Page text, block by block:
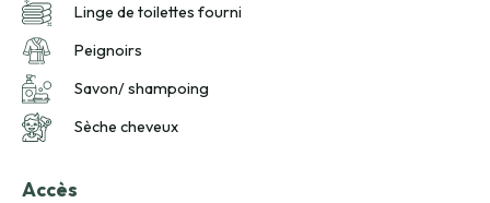
Linge de toilettes fourni
Peignoirs
Savon/ shampoing
Sèche cheveux
Accès